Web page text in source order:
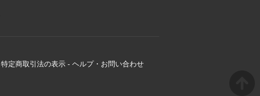
特定商取引法の表示 - ヘルプ・お問い合わせ